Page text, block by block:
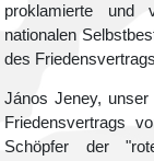
proklamierte und
nationalen
des
János Jeney,
Friedensvertrags
Schöpfer der